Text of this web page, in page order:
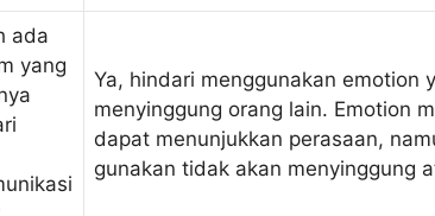
ada
yang
Ya, hindari menggunakan emotion
menyinggung orang lain. Emotion
dapat menunjukkan perasaan,
gunakan tidak akan menyinggung